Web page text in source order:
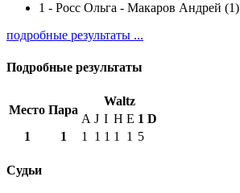
1 - Росс Ольга - Макаров Андрей (1)
подробные результаты ...
Подробные результаты
Место Пара
Waltz
A J I H E 1 D
1
1 1 1 1 1 1 5
Судьи